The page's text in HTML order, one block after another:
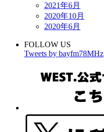
2021年6月
2020年10月
2020年6月
FOLLOW US
Tweets by bayfm78MHz